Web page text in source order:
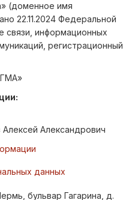
(доменное имя
22.11.2024 Федеральной
связи, информационных
регистрационный
Алексей Александрович
данных
бульвар Гагарина, д.